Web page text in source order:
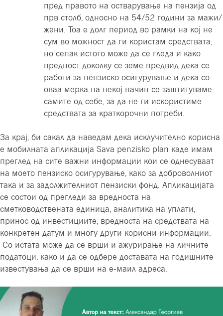
пред правото на остварување на пензија од
прв столб, односно на 54/52 години за мажи/
жени. Тоа е долг период во рамки на кој не
сум во можност да ги користам средствата,
но сепак истото може да се гледа и како
предност доколку се земе предвид дека се
работи за пензиско осигурување и дека со
оваа мерка на некој начин се заштитуваме
самите од себе, за да не ги искористиме
средствата за краткорочни потреби.
За крај, би сакал да наведам дека исклучително корисна
е мобилната апликација Sava penzisko plan каде имам
преглед на сите важни информации кои се однесуваат
на моето пензиско осигурување, како за доброволниот
така и за задолжителниот пензиски фонд. Апликацијата
се состои од прегледи за вредноста на
сметководствената единица, аналитика на уплати,
принос од инвестициите, вредноста на средствата на
конкретен датум и многу други корисни информации.
Со истата може да се врши и ажурирање на личните
податоци, како и да се одбере доставата на годишните
известувања да се врши на е-маил адреса.